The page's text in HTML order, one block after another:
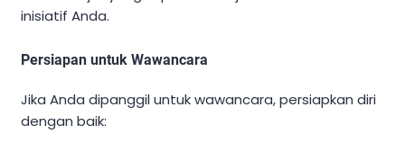
inisiatif Anda.
Persiapan untuk Wawancara
Jika Anda dipanggil untuk wawancara, persiapkan diri
dengan baik: